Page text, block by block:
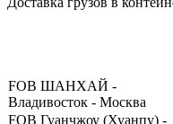
FOB ШАНХАЙ -
Владивосток - Москва
FOB Гуанчжоу (Хуанпу) -